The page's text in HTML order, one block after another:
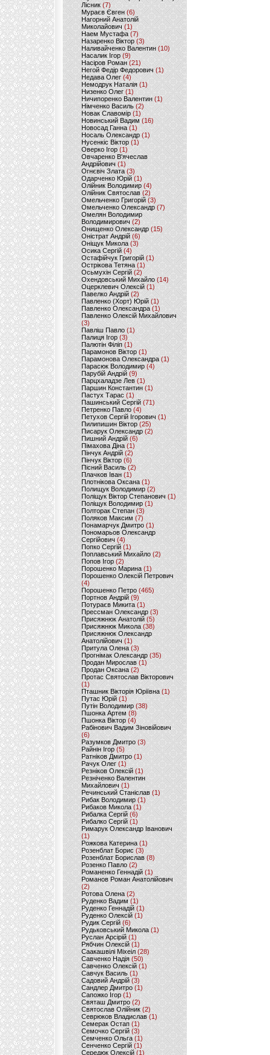
Лісник (7)
Мураєв Євген(6)
Нагорний Анатолій
Миколайович (1)
Наем Мустафа (7)
Назаренко Віктор (3)
Наливайченко Валентин (10)
Насалик Ігор(9)
Насіров Роман (21)
Негой Федір Федорович(1)
Недава Олег(4)
Немодрук Наталія(1)
Низенко Олег (1)
Ничипоренко Валентин (1)
Німченко Василь (2)
Новак Славомір (1)
Новинський Вадим (16)
Новосад Ганна (1)
Носаль Олександр (1)
Нусенкіс Віктор (1)
Оверко Ігор (1)
Овчаренко В'ячеслав
Андрійович(1)
Огнєвіч Злата (3)
Одарченко Юрій(1)
Олійник Володимир (4)
Олійник Святослав (2)
Омельченко Григорій (3)
Омельченко Олександр(7)
Омелян Володимир
Володимирович (2)
Онищенко Олександр (15)
Оністрат Андрій (6)
Оніщук Микола (3)
Осика Сергій(4)
Остафійчук Григорій(1)
Острікова Тетяна (1)
Осьмухін Сергій (2)
Охендовський Михайло (14)
Оцерклевич Олексій (1)
Павелко Андрій (2)
Павленко (Хорт) Юрій (1)
Павленко Олександра (1)
Павленко Олексій Михайлович
(3)
Павліш Павло(1)
Палиця Ігор (3)
Палютін Філіп(1)
Парамонов Віктор (1)
Парамонова Олександра(1)
Парасюк Володимир(4)
Парубій Андрій (9)
Парцхаладзе Лев (1)
Паршин Константин(1)
Пастух Тарас (1)
Пашинський Сергій (71)
Петренко Павло (4)
Петухов Сергій Ігорович (1)
Пилипишин Віктор(25)
Писарук Олександр(2)
Пишний Андрій (6)
Пімахова Діна(1)
Пінчук Андрій(2)
Пінчук Віктор (6)
Пісний Василь (2)
Плачков Іван(1)
Плотнікова Оксана (1)
Полищук Володимир(2)
Поліщук Віктор Степанович(1)
Поліщук Володимир (1)
Полторак Степан(3)
Поляков Максим (7)
Понамарчук Дмитро (1)
Пономарьов Олександр
Сергійович(4)
Попко Сергій (1)
Поплавський Михайло (2)
Попов Ігор(2)
Порошенко Марина (1)
Порошенко Олексій Петрович
(4)
Порошенко Петро (465)
Портнов Андрій (9)
Потураєв Микита(1)
Прессман Олександр(3)
Присяжнюк Анатолій (5)
Присяжнюк Микола (38)
Присяжнюк Олександр
Анатолійович (1)
Притула Олена (3)
Прогнімак Олександр(35)
Продан Мирослав(1)
Продан Оксана (2)
Протас Святослав Вікторович
(1)
Пташник Вікторія Юріївна (1)
Путас Юрій (1)
Путін Володимир(38)
Пшонка Артем (8)
Пшонка Віктор(4)
Рабінович Вадим Зіновійович
(6)
Разумков Дмитро (3)
Райнін Ігор(5)
Ратніков Дмитро (1)
Рачук Олег (1)
Резніков Олексій(1)
Резніченко Валентин
Михайлович (1)
Речинський Станіслав (1)
Рибак Володимир(1)
Рибаков Микола(1)
Рибалка Сергій (6)
Рибалко Сергій (1)
Римарук Олександр Іванович
(1)
Рожкова Катерина(1)
Розенблат Борис (3)
Розенблат Борислав (8)
Розенко Павло (2)
Романенко Геннадій (1)
Романов Роман Анатолійович
(2)
Ротова Олена(2)
Руденко Вадим (1)
Руденко Геннадій (1)
Руденко Олексій(1)
Рудик Сергій(6)
Рудьковський Микола (1)
Руслан Арсірій(1)
Рябчин Олексій (1)
Саакашвілі Міхеіл(28)
Савченко Надія (50)
Савченко Олексій(1)
Савчук Василь (1)
Садовий Андрій (3)
Сандлер Дмитро(1)
Сапожко Ігор(1)
Святаш Дмитро (2)
Святослав Олійник (2)
Севрюков Владислав (1)
Семерак Остап (1)
Семочко Сергій (3)
Семченко Ольга (1)
Сенченко Сергій(1)
Середюк Олексій(1)